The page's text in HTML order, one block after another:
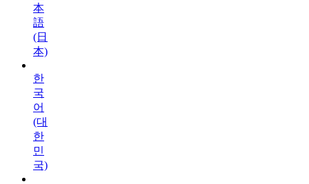
本
語
(日
本)
한
국
어
(대
한
민
국)